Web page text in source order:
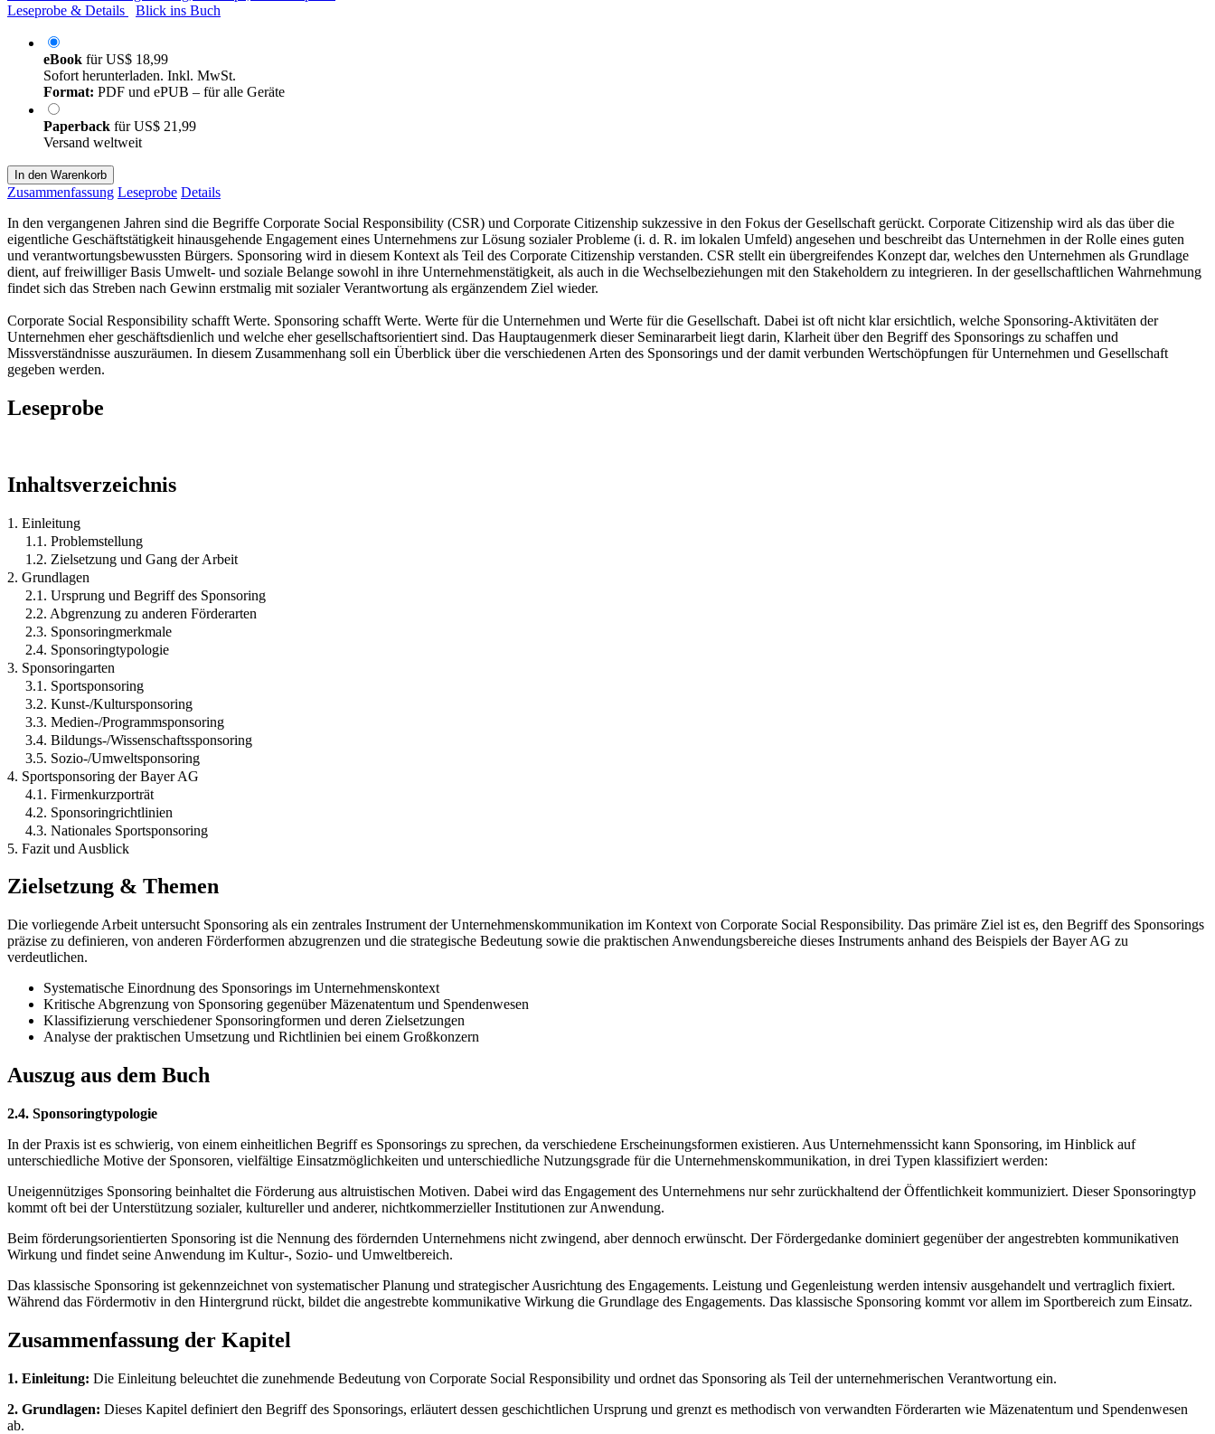
Leseprobe & Details
Blick ins Buch
eBook fürUS$ 18,99
Sofort herunterladen. Inkl. MwSt.
Format: PDF und ePUB – für alle Geräte
Paperback fürUS$ 21,99
Versand weltweit
In den Warenkorb
Zusammenfassung Leseprobe Details
In den vergangenen Jahren sind die Begriffe Corporate Social Responsibility (CSR) und Corporate Citizenship sukzessive in den Fokus der Gesellschaft gerückt. Corporate Citizenship wird als das über die
eigentliche Geschäftstätigkeit hinausgehende Engagement eines Unternehmens zur Lösung sozialer Probleme (i. d. R. im lokalen Umfeld) angesehen und beschreibt das Unternehmen in der Rolle eines guten
und verantwortungsbewussten Bürgers. Sponsoring wird in diesem Kontext als Teil des Corporate Citizenship verstanden. CSR stellt ein übergreifendes Konzept dar, welches den Unternehmen als Grundlage
dient, auf freiwilliger Basis Umwelt- und soziale Belange sowohl in ihre Unternehmenstätigkeit, als auch in die Wechselbeziehungen mit den Stakeholdern zu integrieren. In der gesellschaftlichen Wahrnehmung
findet sich das Streben nach Gewinn erstmalig mit sozialer Verantwortung als ergänzendem Ziel wieder.
Corporate Social Responsibility schafft Werte. Sponsoring schafft Werte. Werte für die Unternehmen und Werte für die Gesellschaft. Dabei ist oft nicht klar ersichtlich, welche Sponsoring-Aktivitäten der
Unternehmen eher geschäftsdienlich und welche eher gesellschaftsorientiert sind. Das Hauptaugenmerk dieser Seminararbeit liegt darin, Klarheit über den Begriff des Sponsorings zu schaffen und
Missverständnisse auszuräumen. In diesem Zusammenhang soll ein Überblick über die verschiedenen Arten des Sponsorings und der damit verbunden Wertschöpfungen für Unternehmen und Gesellschaft
gegeben werden.
Leseprobe
Inhaltsverzeichnis
1. Einleitung
1.1. Problemstellung
1.2. Zielsetzung und Gang der Arbeit
2. Grundlagen
2.1. Ursprung und Begriff des Sponsoring
2.2. Abgrenzung zu anderen Förderarten
2.3. Sponsoringmerkmale
2.4. Sponsoringtypologie
3. Sponsoringarten
3.1. Sportsponsoring
3.2. Kunst-/Kultursponsoring
3.3. Medien-/Programmsponsoring
3.4. Bildungs-/Wissenschaftssponsoring
3.5. Sozio-/Umweltsponsoring
4. Sportsponsoring der Bayer AG
4.1. Firmenkurzporträt
4.2. Sponsoringrichtlinien
4.3. Nationales Sportsponsoring
5. Fazit und Ausblick
Zielsetzung & Themen
Die vorliegende Arbeit untersucht Sponsoring als ein zentrales Instrument der Unternehmenskommunikation im Kontext von Corporate Social Responsibility. Das primäre Ziel ist es, den Begriff des Sponsorings
präzise zu definieren, von anderen Förderformen abzugrenzen und die strategische Bedeutung sowie die praktischen Anwendungsbereiche dieses Instruments anhand des Beispiels der Bayer AG zu
verdeutlichen.
Systematische Einordnung des Sponsorings im Unternehmenskontext
Kritische Abgrenzung von Sponsoring gegenüber Mäzenatentum und Spendenwesen
Klassifizierung verschiedener Sponsoringformen und deren Zielsetzungen
Analyse der praktischen Umsetzung und Richtlinien bei einem Großkonzern
Auszug aus dem Buch
2.4. Sponsoringtypologie
In der Praxis ist es schwierig, von einem einheitlichen Begriff es Sponsorings zu sprechen, da verschiedene Erscheinungsformen existieren. Aus Unternehmenssicht kann Sponsoring, im Hinblick auf
unterschiedliche Motive der Sponsoren, vielfältige Einsatzmöglichkeiten und unterschiedliche Nutzungsgrade für die Unternehmenskommunikation, in drei Typen klassifiziert werden:
Uneigennütziges Sponsoring beinhaltet die Förderung aus altruistischen Motiven. Dabei wird das Engagement des Unternehmens nur sehr zurückhaltend der Öffentlichkeit kommuniziert. Dieser Sponsoringtyp
kommt oft bei der Unterstützung sozialer, kultureller und anderer, nichtkommerzieller Institutionen zur Anwendung.
Beim förderungsorientierten Sponsoring ist die Nennung des fördernden Unternehmens nicht zwingend, aber dennoch erwünscht. Der Fördergedanke dominiert gegenüber der angestrebten kommunikativen
Wirkung und findet seine Anwendung im Kultur-, Sozio- und Umweltbereich.
Das klassische Sponsoring ist gekennzeichnet von systematischer Planung und strategischer Ausrichtung des Engagements. Leistung und Gegenleistung werden intensiv ausgehandelt und vertraglich fixiert.
Während das Fördermotiv in den Hintergrund rückt, bildet die angestrebte kommunikative Wirkung die Grundlage des Engagements. Das klassische Sponsoring kommt vor allem im Sportbereich zum Einsatz.
Zusammenfassung der Kapitel
1. Einleitung: Die Einleitung beleuchtet die zunehmende Bedeutung von Corporate Social Responsibility und ordnet das Sponsoring als Teil der unternehmerischen Verantwortung ein.
2. Grundlagen: Dieses Kapitel definiert den Begriff des Sponsorings, erläutert dessen geschichtlichen Ursprung und grenzt es methodisch von verwandten Förderarten wie Mäzenatentum und Spendenwesen
ab.